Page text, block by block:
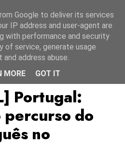
Teixeira Benjamim
Portugal:
percurso do
no
Google to deliver its services
IP address and user-agent are
with performance and security
of service, generate usage
address abuse.
MORE
GOT IT